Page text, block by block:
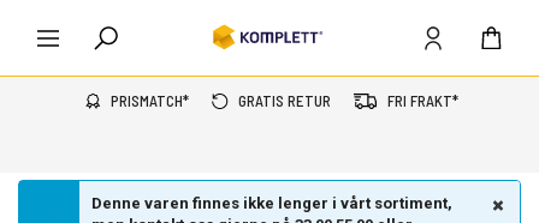
PRISMATCH* GRATIS RETUR FRI FRAKT*
Denne varen finnes ikke lenger i vårt sortiment,